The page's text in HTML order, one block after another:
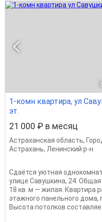
1
1-комн квартира, ул
эт.
21 000 ₽ в месяц
Астраханская область,
Астрахань, Ленинский р-н
Сдаётся уютная
улице Савушкина, 24.
18 кв. м — жилая. Квартира
этажного панельного дома,
Высота потолков